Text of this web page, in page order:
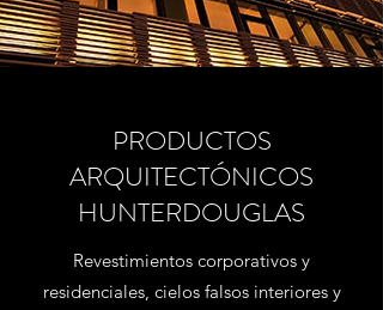
PRODUCTOS
ARQUITECTÓNICOS
HUNTERDOUGLAS
Revestimientos corporativos y
residenciales, cielos falsos interiores y